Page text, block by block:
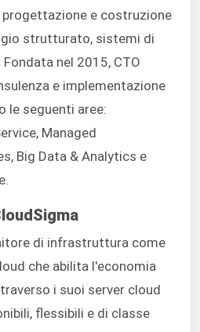
progettazione e costruzione
strutturato, sistemi di
nel 2015, CTO
e implementazione
le seguenti aree:
Managed
Big Data & Analytics e
di infrastruttura come
che abilita l'economia
i suoi server cloud
flessibili e di classe